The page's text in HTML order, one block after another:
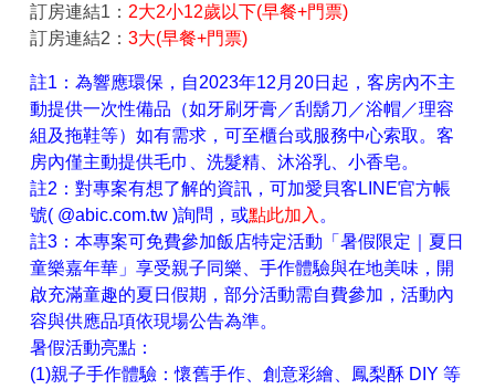
訂房連結1： 2大2小12歲以下(早餐+門票)
訂房連結2： 3大(早餐+門票)
註1：為響應環保，自2023年12月20日起，客房內不主
動提供一次性備品（如牙刷牙膏／刮鬍刀／浴帽／理容
組及拖鞋等）如有需求，可至櫃台或服務中心索取。客
房內僅主動提供毛巾、洗髮精、沐浴乳、小香皂。
註2：對專案有想了解的資訊，可加愛貝客LINE官方帳
號( @abic.com.tw )詢問，或點此加入 。
註3：本專案可免費參加飯店特定活動「暑假限定｜夏日
童樂嘉年華」享受親子同樂、手作體驗與在地美味，開
啟充滿童趣的夏日假期，部分活動需自費參加，活動內
容與供應品項依現場公告為準。
暑假活動亮點：
(1)親子手作體驗：懷舊手作、創意彩繪、鳳梨酥 DIY 等